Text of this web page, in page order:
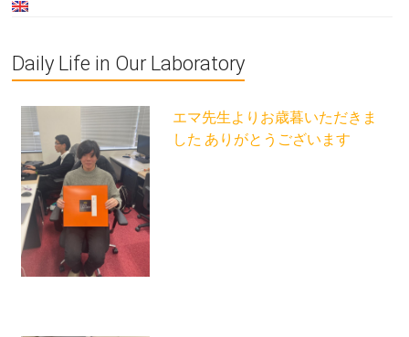
Daily Life in Our Laboratory
エマ先生よりお歳暮いただきま
した ありがとうございます